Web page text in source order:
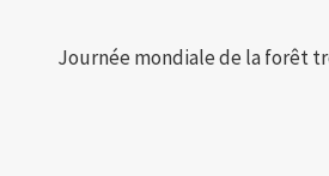
Journée mondiale de la forêt